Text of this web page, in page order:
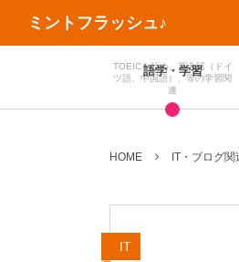
ミントフラッシュ♪
語学・学習
TOEICを始め、英会話（ドイ
ツ語、中国語）、等の学習関
連
HOME IT・ブログ関
IT